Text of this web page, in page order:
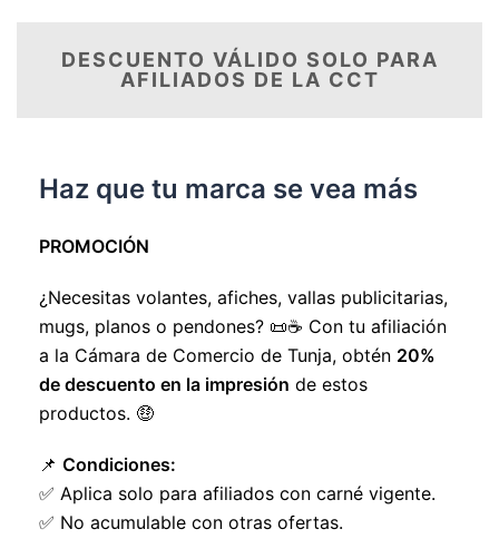
DESCUENTO VÁLIDO SOLO PARA
AFILIADOS DE LA CCT
Haz que tu marca se vea más
PROMOCIÓN
¿Necesitas volantes, afiches, vallas publicitarias,
mugs, planos o pendones? 📜☕ Con tu afiliación
a la Cámara de Comercio de Tunja, obtén 20%
de descuento en la impresión de estos
productos. 🤑
📌 Condiciones:
✅ Aplica solo para afiliados con carné vigente.
✅ No acumulable con otras ofertas.